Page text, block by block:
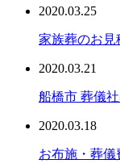
2020.03.25
家族葬のお見
2020.03.21
船橋市 葬儀
2020.03.18
お布施・葬